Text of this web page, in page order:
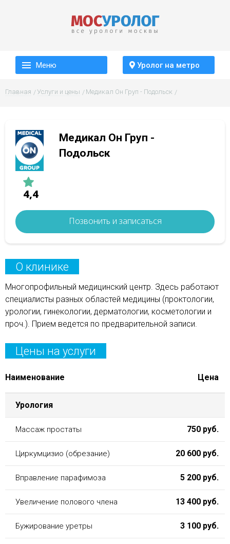
Меню Уролог на метро
Главная Услуги и цены Медикал Он Груп - Подольск
4,4
Медикал Он Груп -
Подольск
Позвонить и записаться
О клинике
Многопрофильный медицинский центр. Здесь работают
специалисты разных областей медицины (проктологии,
урологии, гинекологии, дерматологии, косметологии и
проч.). Прием ведется по предварительной записи.
Цены на услуги
Наименование Цена
Урология
Массаж простаты 750 руб.
Циркумцизио (обрезание) 20 600 руб.
Вправление парафимоза 5 200 руб.
Увеличение полового члена 13 400 руб.
Бужирование уретры 3 100 руб.